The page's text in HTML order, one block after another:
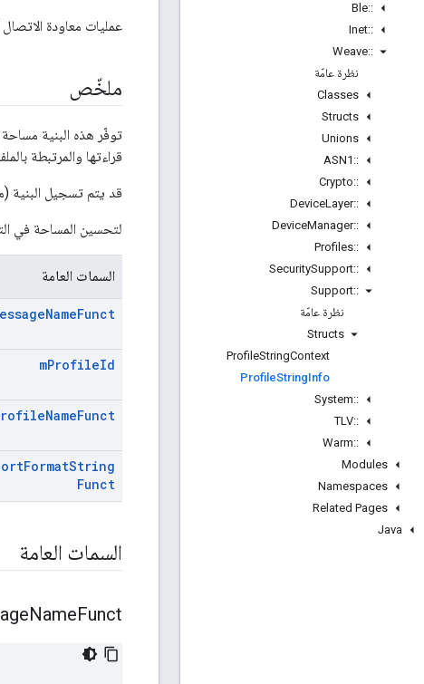
::
Ble
::
Inet
::
Weave
نظرة عامّة
Classes
Structs
Unions
::
ASN1
::
Crypto
::
DeviceLayer
::
DeviceManager
::
Profiles
::
SecuritySupport
::
Support
نظرة عامّة
Structs
ProfileStringContext
ProfileStringInfo
::
System
::
TLV
::
Warm
Modules
Namespaces
Related Pages
Java
عمليات معاودة
ملخّص
توفّر هذه البنية
قراءتها والمرتبطة
قد يتم تسجيل البنية
لتحسين المساحة في
السمات العامة
NameFunct
mProfileId
NameFunct
FormatString
Funct
السمات العامة
NameFunct